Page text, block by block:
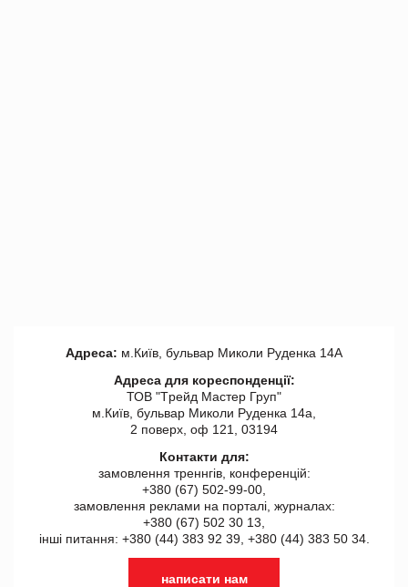
Адреса: м.Київ, бульвар Миколи Руденка 14А
Адреса для кореспонденції:
ТОВ "Tрейд Мастер Груп"
м.Київ, бульвар Миколи Руденка 14а,
2 поверх, оф 121, 03194
Контакти для:
замовлення треннгів, конференцій:
+380 (67) 502-99-00,
замовлення реклами на порталі, журналах:
+380 (67) 502 30 13,
інші питання: +380 (44) 383 92 39, +380 (44) 383 50 34.
написати нам